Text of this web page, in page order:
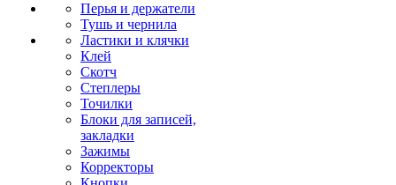
Перья и держатели
Тушь и чернила
Ластики и клячки
Клей
Скотч
Степлеры
Точилки
Блоки для записей,
закладки
Зажимы
Корректоры